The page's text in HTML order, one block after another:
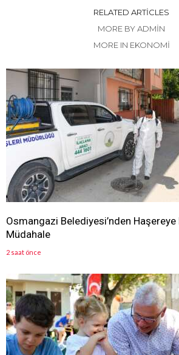
RELATED ARTICLES
MORE BY ADMIN
MORE IN EKONOMİ
Osmangazi Belediyesi’nden Haşereye
Müdahale
2 saat önce